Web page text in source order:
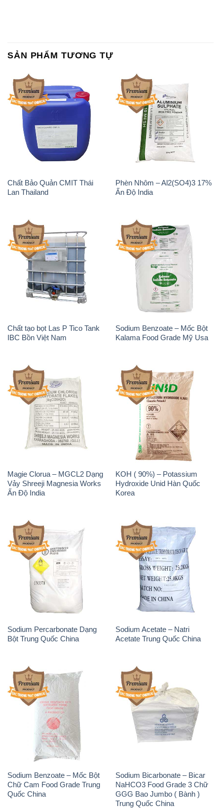
SẢN PHẨM TƯƠNG TỰ
Chất Bảo Quản CMIT Thái
Lan Thailand
Phèn Nhôm – Al2(SO4)3 17%
Ấn Độ India
Chất tạo bọt Las P Tico Tank
IBC Bồn Việt Nam
Sodium Benzoate – Mốc Bột
Kalama Food Grade Mỹ Usa
Magie Clorua – MGCL2 Dạng
Vảy Shreeji Magnesia Works
Ấn Độ India
KOH ( 90%) – Potassium
Hydroxide Unid Hàn Quốc
Korea
Sodium Percarbonate Dạng
Bột Trung Quốc China
Sodium Acetate – Natri
Acetate Trung Quốc China
Sodium Benzoate – Mốc Bột
Chữ Cam Food Grade Trung
Quốc China
Sodium Bicarbonate – Bicar
NaHCO3 Food Grade 3 Chữ
GGG Bao Jumbo ( Bành )
Trung Quốc China